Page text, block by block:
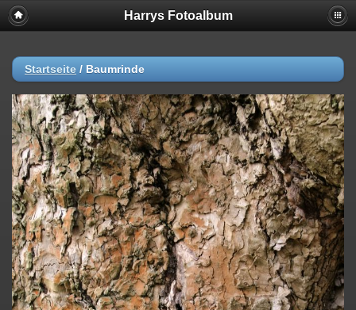
Harrys Fotoalbum
Startseite / Baumrinde